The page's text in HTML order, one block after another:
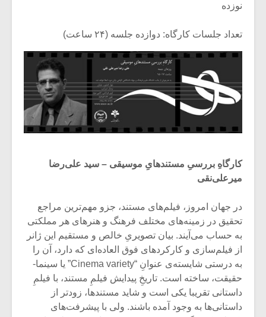
نوزده
تعداد جلسات کارگاه: دوازده جلسه (۲۴ ساعت)
کارگاهِ بررسیِ مستندهایِ موسیقی – سید علی‌رضا
میر‌علی‌نقی
در جهان امروز، فیلم‌های مستند، جزو مهم‌ترین مراجع
تحقیق در زمینه‌های مختلف فرهنگ و هنرهای هر مملکتی
به حساب می‌آیند. بیان تصویریِ خالص و مستقیم این ژانر
از فیلم‌سازی و کارکردهای فوق العاده‌ای که دارد، آن را
به درستی شایسته‌ی عنوانِ “Cinema variety” یا سینما-
حقیقت، ساخته است. تاریخِ پیدایش فیلمِ مستند، با فیلمِ
داستانی تقریبا یکی است و شاید مستندها، زودتر از
داستانی‌ها به وجود آمده باشند. ولی با پیشرفت‌های